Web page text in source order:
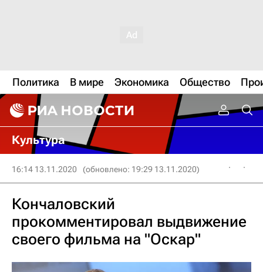
Политика В мире Экономика Общество
Культура
16:14 13.11.2020 (обновлено: 19:29 13.11.2020)
Кончаловский
прокомментировал выдвижение
своего фильма на "Оскар"